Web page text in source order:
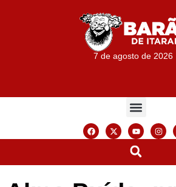
7 de agosto de 2026